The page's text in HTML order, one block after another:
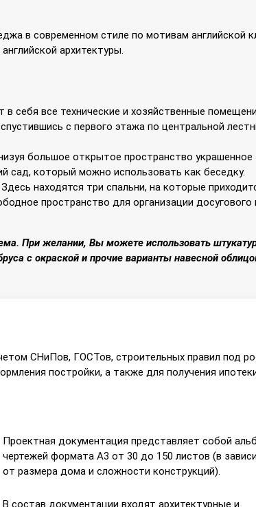
в современном стиле по мотивам английской
архитектуры.
все технические и хозяйственные
с первого этажа по центральной
большое открытое пространство
сад, который можно использовать как беседку.
находятся три спальни, на которые
пространство для организации
При желании, Вы можете использовать
с окраской и прочие варианты навесной
СНиПов, ГОСТов, строительных правил под
постройки, а также для получения
Проектная документация представляет собой
чертежей формата А3 от 30 до 150 листов (в
от размера дома и сложности конструкций).
В состав документации входят архитектурные и